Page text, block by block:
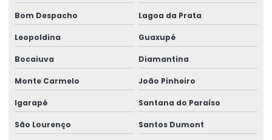
Peças de reposição para pontes rolantes
Peças de reposição para talhas
Peças sobressalentes multimarcas
Peças sobressalentes para pontes rolantes
Peças para talha elétrica
Ponte rolante fabricante
Bom Despacho Lagoa da Prata
Leopoldina Guaxupé
Bocaiuva Diamantina
Monte Carmelo João Pinheiro
Igarapé Santana do Paraíso
São Lourenço Santos Dumont